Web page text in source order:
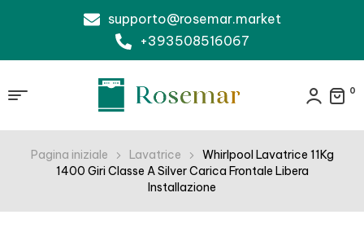
supporto@rosemar.market
+393508516067
0
Pagina iniziale Lavatrice
Whirlpool Lavatrice 11Kg
1400 Giri Classe A Silver Carica Frontale Libera
Installazione